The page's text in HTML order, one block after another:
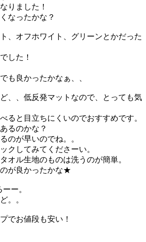
りました！
なったかな？
、オフホワイト、グリーンとかだった
した！
も良かったかなぁ、、
、、低反発マットなので、とっても気
ると目立ちにくいのでおすすめです。
るのかな？
のが早いのでね。。
クしてみてくださーい。
オル生地のものは洗うのが簡単。
が良かったかな★
ー。
。。
でお値段も安い！